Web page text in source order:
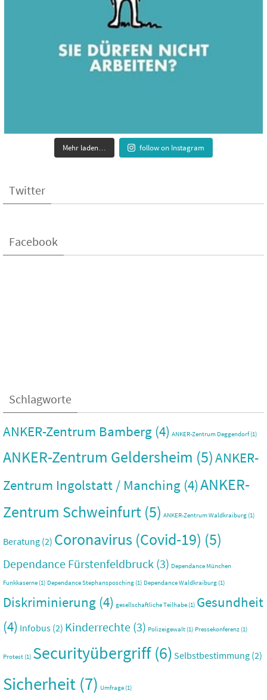
Mehr laden… follow on Instagram
Twitter
Facebook
Schlagworte
ANKER-Zentrum Bamberg (4) ANKER-Zentrum Deggendorf(1)
ANKER-Zentrum Geldersheim (5)ANKER-
Zentrum Ingolstatt / Manching (4)ANKER-
Zentrum Schweinfurt (5) ANKER-Zentrum Waldkraiburg (1)
Beratung (2) Coronavirus (Covid-19) (5)
Dependance Fürstenfeldbruck (3) Dependance München
Funkkaserne (1) Dependance Stephansposching (1) Dependance Waldkraiburg (1)
Diskriminierung (4) gesellschaftliche Teilhabe (1) Gesundheit
(4) Infobus (2) Kinderrechte (3) Polizeigewalt (1) Pressekonferenz (1)
Protest (1) Securityübergriff(6) Selbstbestimmung (2)
Sicherheit (7) Umfrage (1)